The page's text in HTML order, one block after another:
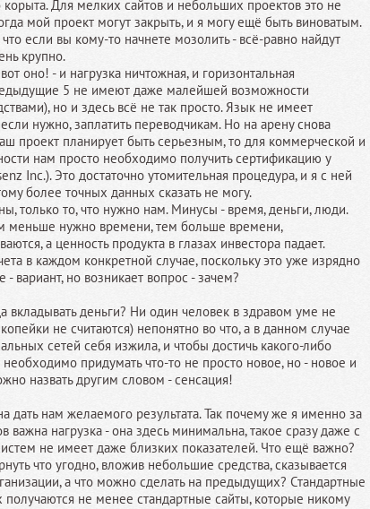
Для мелких сайтов и небольших проектов это не
мой проект могут закрыть, и я могу ещё быть виноватым.
если вы кому-то начнете мозолить - всё-равно найдут
крупно.
оно! - и нагрузка ничтожная, и горизонтальная
5 не имеют даже малейшей возможности
но и здесь всё не так просто. Язык не имеет
нужно, заплатить переводчикам. Но на арену снова
проект планирует быть серьезным, то для коммерческой и
нам просто необходимо получить сертификацию у
Inc.). Это достаточно утомительная процедура, и я с ней
более точных данных сказать не могу.
только то, что нужно нам. Минусы - время, деньги, люди.
меньше нужно времени, тем больше времени,
а ценность продукта в глазах инвестора падает.
в каждом конкретной случае, поскольку это уже изрядно
вариант, но возникает вопрос - зачем?
вкладывать деньги? Ни один человек в здравом уме не
не считаются) непонятно во что, а в данном случае
сетей себя изжила, и чтобы достичь какого-либо
придумать что-то не просто новое, но - новое и
назвать другим словом - сенсация!
дать нам желаемого результата. Так почему же я именно за
важна нагрузка - она здесь минимальна, такое сразу даже с
не имеет даже близких показателей. Что ещё важно?
что угодно, вложив небольшие средства, сказывается
а что можно сделать на предыдущих? Стандартные
не менее стандартные сайты, которые никому